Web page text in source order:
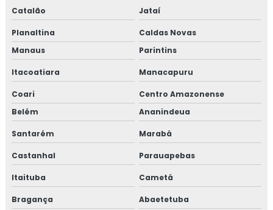
Catalão Jataí
Planaltina
Caldas Novas
Manaus
Parintins
Itacoatiara Manacapuru
Coari
Centro Amazonense
Belém
Ananindeua
Santarém Marabá
Castanhal Parauapebas
Itaituba Cametá
Bragança Abaetetuba